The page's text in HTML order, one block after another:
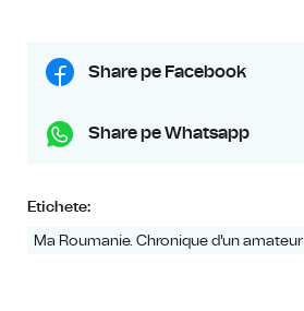
Share pe Facebook
Share pe Whatsapp
Etichete:
Ma Roumanie. Chronique d'un amateur